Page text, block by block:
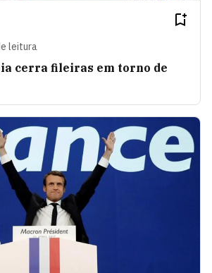
leitura
cerra fileiras em torno de